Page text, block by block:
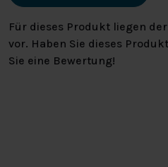
Für dieses Produkt liegen
vor. Haben Sie dieses
Sie eine Bewertung!